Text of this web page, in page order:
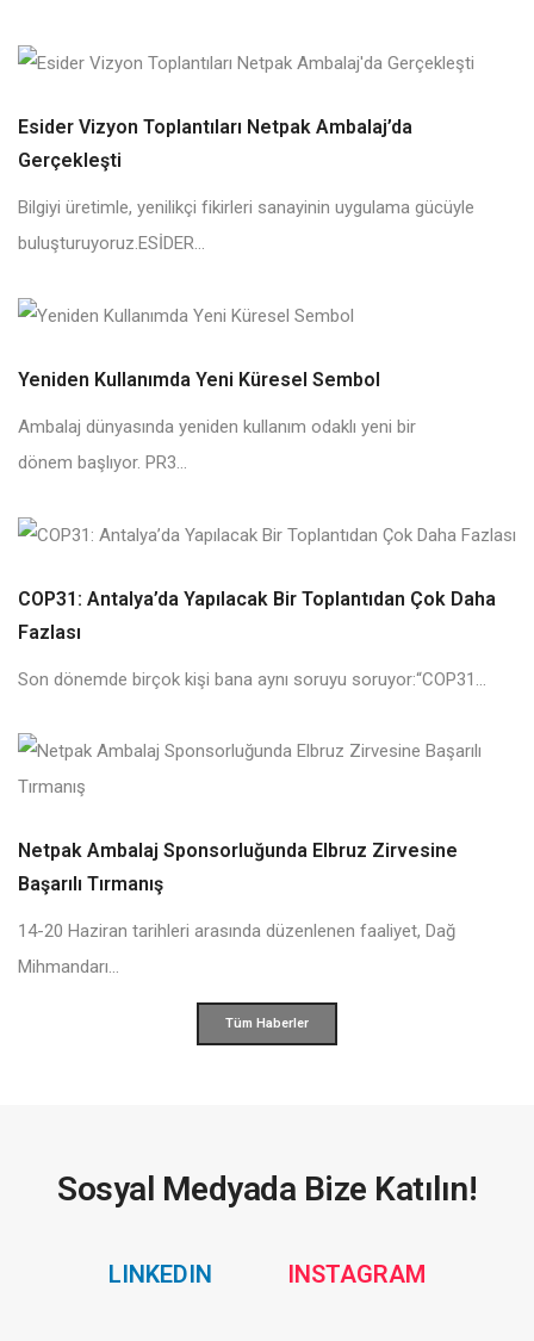
Esider Vizyon Toplantıları Netpak Ambalaj’da
Gerçekleşti
Bilgiyi üretimle, yenilikçi fikirleri sanayinin uygulama gücüyle
buluşturuyoruz.ESİDER...
Yeniden Kullanımda Yeni Küresel Sembol
Ambalaj dünyasında yeniden kullanım odaklı yeni bir
dönem başlıyor. PR3...
COP31: Antalya’da Yapılacak Bir Toplantıdan Çok Daha
Fazlası
Son dönemde birçok kişi bana aynı soruyu soruyor:“COP31...
Netpak Ambalaj Sponsorluğunda Elbruz Zirvesine
Başarılı Tırmanış
14-20 Haziran tarihleri arasında düzenlenen faaliyet, Dağ
Mihmandarı...
Tüm Haberler
Sosyal Medyada Bize Katılın!
LINKEDINSocial INSTAGRAMSocial